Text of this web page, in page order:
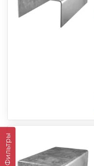
Фильтры